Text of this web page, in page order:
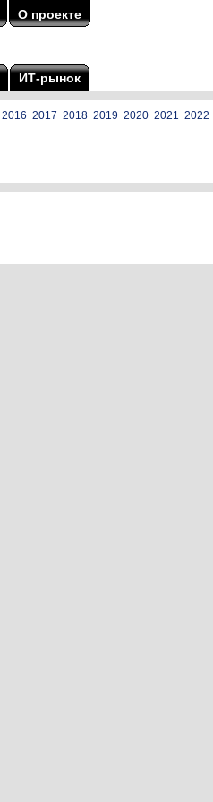
О проекте
ИТ-рынок
2016 2017 2018 2019 2020 2021 2022